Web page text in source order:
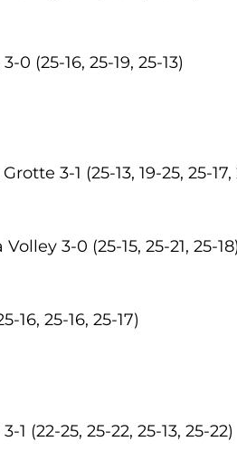
(25-16, 25-19, 25-13)
3-1 (25-13, 19-25, 25-17,
3-0 (25-15, 25-21, 25-18)
25-16, 25-17)
(22-25, 25-22, 25-13, 25-22)